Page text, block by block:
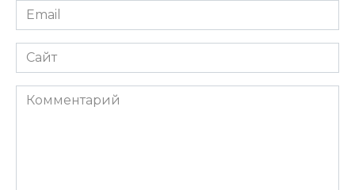
Email
*
Сайт
Комментарий